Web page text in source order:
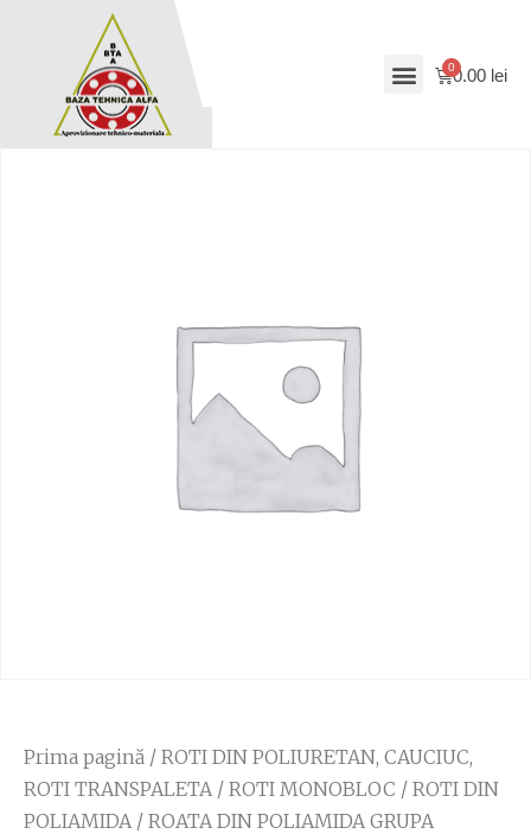
0.00 lei
Prima pagină / ROTI DIN POLIURETAN, CAUCIUC,
ROTI TRANSPALETA/ ROTI MONOBLOC / ROTI DIN
POLIAMIDA/ ROATA DIN POLIAMIDA GRUPA